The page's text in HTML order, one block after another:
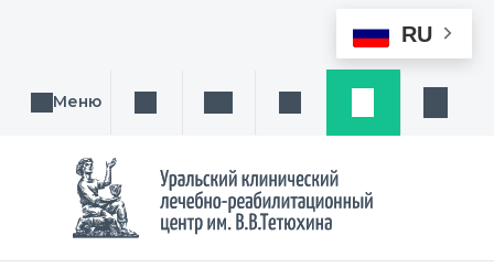
RU
Меню Поиск услуги, направления или врача
Написать намЗаказ звонка